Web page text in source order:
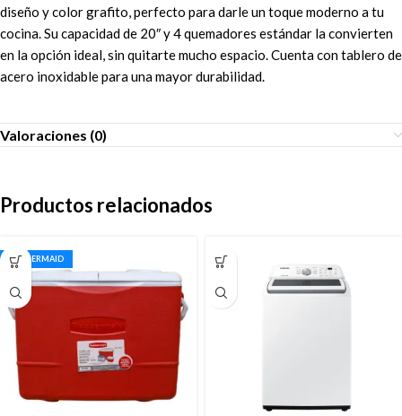
diseño y color grafito, perfecto para darle un toque moderno a tu
cocina. Su capacidad de 20″ y 4 quemadores estándar la convierten
en la opción ideal, sin quitarte mucho espacio. Cuenta con tablero de
acero inoxidable para una mayor durabilidad.
Valoraciones (0)
Productos relacionados
RUBBERMAID